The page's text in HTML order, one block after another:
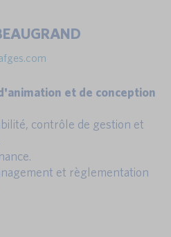
et de conception
contrôle de gestion et
et règlementation